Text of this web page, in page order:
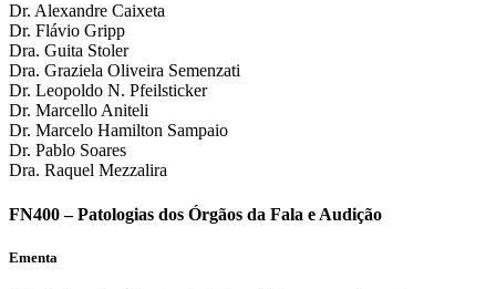
Dr. Alexandre Caixeta
Dr. Flávio Gripp
Dra. Guita Stoler
Dra. Graziela Oliveira Semenzati
Dr. Leopoldo N. Pfeilsticker
Dr. Marcello Aniteli
Dr. Marcelo Hamilton Sampaio
Dr. Pablo Soares
Dra. Raquel Mezzalira
FN400 – Patologias dos Órgãos da Fala e Audição
Ementa